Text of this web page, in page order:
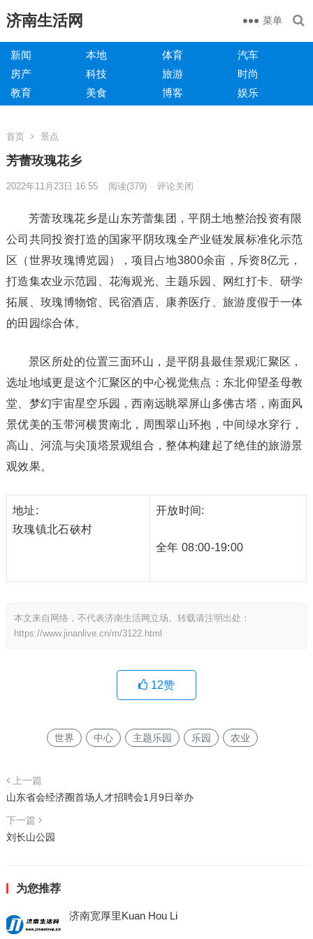
济南生活网 菜单
新闻 本地 体育
汽车
房产
科技 旅游
时尚
教育
美食 博客 娱乐
首页 景点
芳蕾玫瑰花乡
2022年11月23日 16:55 阅读(379) 评论关闭
芳蕾玫瑰花乡是山东芳蕾集团，平阴土地整治投资有限
公司共同投资打造的国家平阴玫瑰全产业链发展标准化示范
区（世界玫瑰博览园），项目占地3800余亩，斥资8亿元，
打造集农业示范园、花海观光、主题乐园、网红打卡、研学
拓展、玫瑰博物馆、民宿酒店、康养医疗、旅游度假于一体
的田园综合体。
景区所处的位置三面环山，是平阴县最佳景观汇聚区，
选址地域更是这个汇聚区的中心视觉焦点：东北仰望圣母教
堂、梦幻宇宙星空乐园，西南远眺翠屏山多佛古塔，南面风
景优美的玉带河横贯南北，周围翠山环抱，中间绿水穿行，
高山、河流与尖顶塔景观组合，整体构建起了绝佳的旅游景
观效果。
地址:
玫瑰镇北石硖村
开放时间:
全年 08:00-19:00
本文来自网络，不代表济南生活网立场。转载请注明出处：
https://www.jinanlive.cn/m/3122.html
12赞
世界 中心 主题乐园 乐园 农业
上一篇
山东省会经济圈首场人才招聘会1月9日举办
下一篇
刘长山公园
为您推荐
济南宽厚里Kuan Hou Li